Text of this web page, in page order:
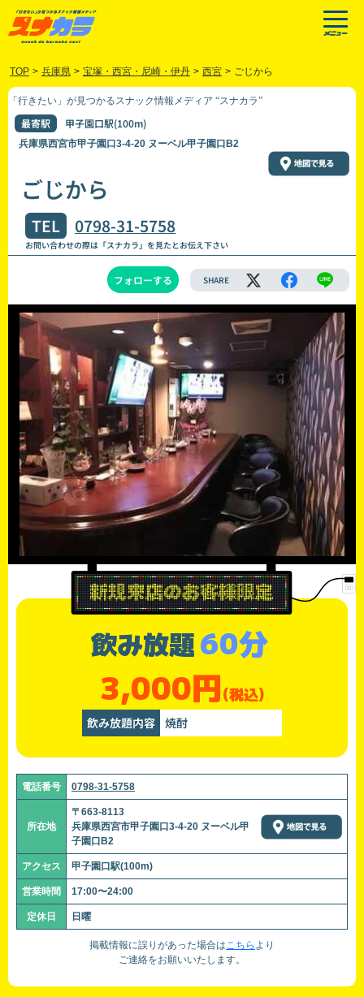
TOP > 兵庫県 > 宝塚・西宮・尼崎・伊丹 > 西宮 > ごじから
「行きたい」が見つかるスナック情報メディア “スナカラ”
最寄駅 甲子園口駅(100m)
兵庫県西宮市甲子園口3-4-20 ヌーベル甲子園口B2
ごじから
TEL 0798-31-5758
お問い合わせの際は「スナカラ」を見たとお伝え下さい
フォローする SHARE
飲み放題60分
3,000円(税込)
飲み放題内容 焼酎
電話番号 0798-31-5758
所在地
〒663-8113
兵庫県西宮市甲子園口3-4-20 ヌーベル甲
子園口B2
アクセス 甲子園口駅(100m)
営業時間 17:00〜24:00
定休日 日曜
掲載情報に誤りがあった場合はこちら より
ご連絡をお願いいたします。